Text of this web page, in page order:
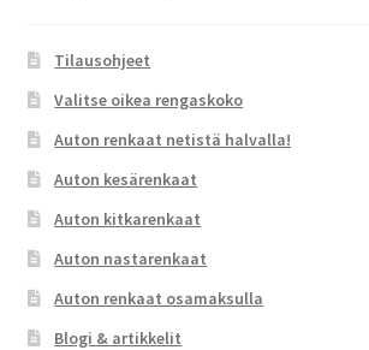
Tilausohjeet
Valitse oikea rengaskoko
Auton renkaat netistä halvalla!
Auton kesärenkaat
Auton kitkarenkaat
Auton nastarenkaat
Auton renkaat osamaksulla
Blogi & artikkelit